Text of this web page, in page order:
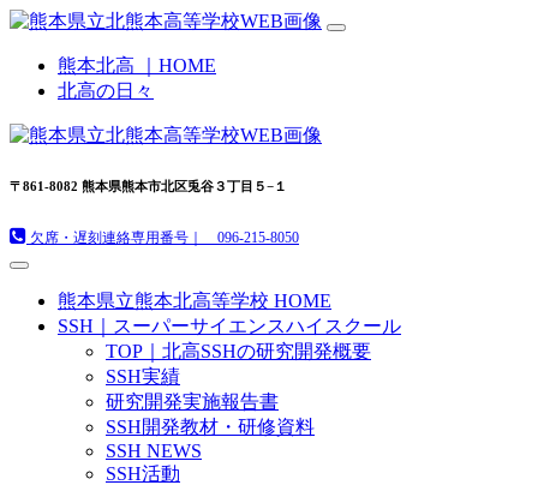
熊本北高 ｜HOME
北高の日々
〒861-8082 熊本県熊本市北区兎谷３丁目５−１
欠席・遅刻連絡専用番号｜ 096-215-8050
熊本県立熊本北高等学校 HOME
SSH｜スーパーサイエンスハイスクール
TOP｜北高SSHの研究開発概要
SSH実績
研究開発実施報告書
SSH開発教材・研修資料
SSH NEWS
SSH活動